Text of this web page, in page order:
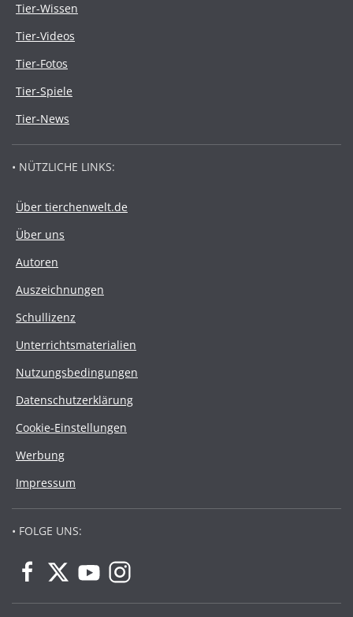
Tier-Wissen
Tier-Videos
Tier-Fotos
Tier-Spiele
Tier-News
• NÜTZLICHE LINKS:
Über tierchenwelt.de
Über uns
Autoren
Auszeichnungen
Schullizenz
Unterrichtsmaterialien
Nutzungsbedingungen
Datenschutzerklärung
Cookie-Einstellungen
Werbung
Impressum
• FOLGE UNS: